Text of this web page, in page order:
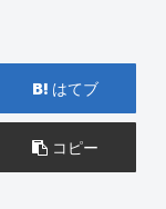
はてブ
コピー